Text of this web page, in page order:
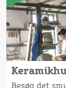
Besøg det